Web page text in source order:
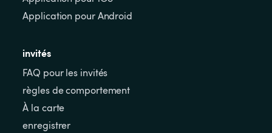
Application pour Android
invités
FAQ pour les invités
règles de comportement
À la carte
enregistrer